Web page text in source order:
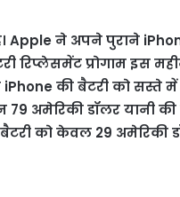
Apple ने अपने पुराने
रिप्लेसमेंट प्रोगाम इस
की बैटरी को सस्ते
79 अमेरिकी डॉलर यानी
को केवल 29 अमेरिकी